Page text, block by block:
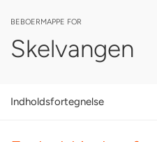
BEBOERMAPPE FOR
Skelvangen
Indholdsfortegnelse